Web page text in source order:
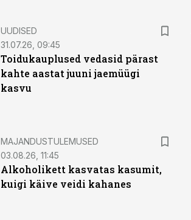
UUDISED
31.07.26, 09:45
Toidukauplused vedasid pärast
kahte aastat juuni jaemüügi
kasvu
MAJANDUSTULEMUSED
03.08.26, 11:45
Alkoholikett kasvatas kasumit,
kuigi käive veidi kahanes